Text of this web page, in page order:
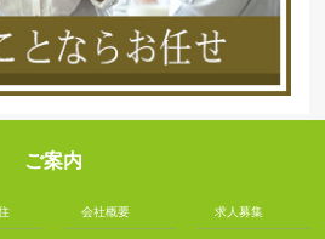
ご案内
会社概要
求人募集